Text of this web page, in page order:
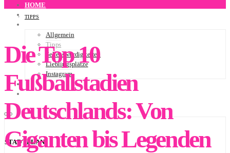
HOME
ÜBER UNS
Allgemein
Tipps
Sehenswürdigkeiten
Lieblingsplätze
Instagram
NEWSLETTER
STADTPLAN
TIPPS
Die Top 10
Fußballstadien
Deutschlands: Von
Giganten bis Legenden